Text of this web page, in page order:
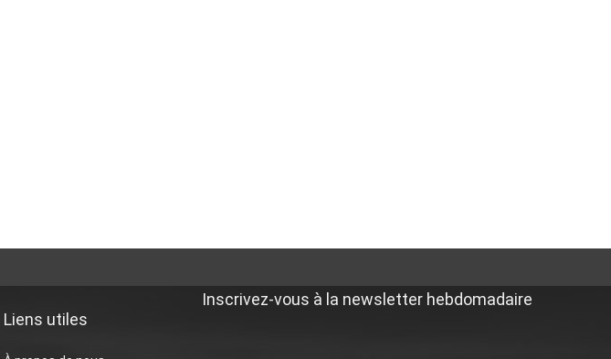
Liens utiles
Inscrivez-vous à la newsletter hebdomadaire